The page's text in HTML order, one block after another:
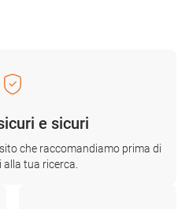
e sicuri
che raccomandiamo prima di
tua ricerca.